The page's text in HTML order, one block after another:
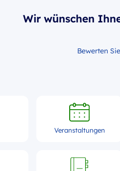
Wir wünschen
Bewerten
Veranstaltungen